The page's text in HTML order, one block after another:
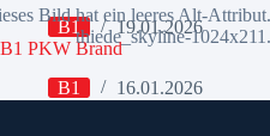
B1
19.01.2026
B1 PKW Brand
B1
16.01.2026